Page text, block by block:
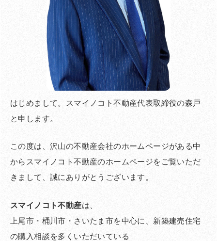
はじめまして。スマイノコト不動産代表取締役の森戸
と申します。
この度は、沢山の不動産会社のホームページがある中
からスマイノコト不動産のホームページをご覧いただ
きまして、誠にありがとうございます。
スマイノコト不動産は、
上尾市・桶川市・さいたま市を中心に、新築建売住宅
の購入相談を多くいただいている